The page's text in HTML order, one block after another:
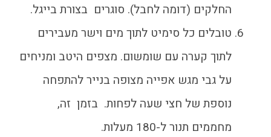
החלקים (דומה לחבל). סוגרים בצורת בייגל.
טובלים כל סימיט לתוך מים וישר מעבירים
לתוך קערה עם שומשום. מצפים היטב ומניחים
על גבי מגש אפייה מצופה בנייר להתפחה
נוספת של חצי שעה לפחות. בזמן זה,
מחממים תנור ל-180 מעלות.